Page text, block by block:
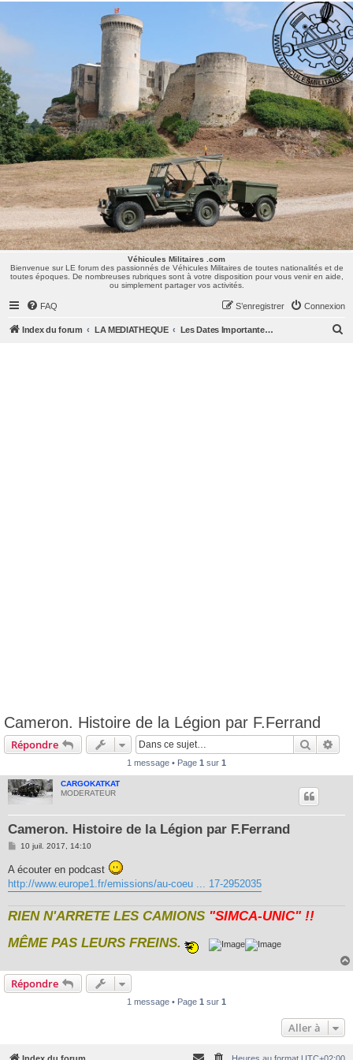
Véhicules Militaires .com
Bienvenue sur LE forum des passionnés de Véhicules Militaires de toutes nationalités et de
toutes époques. De nombreuses rubriques sont à votre disposition pour vous venir en aide,
ou simplement partager vos activités.
Véhicules Militaires .com
Bienvenue sur LE forum des passionnés de Véhicules Militaires de toutes nationalités et de
toutes époques. De nombreuses rubriques sont à votre disposition pour vous venir en aide,
ou simplement partager vos activités.
FAQ Connexion
S’enregistrer
Index du forum LA MEDIATHEQUE Les Dates Importantes de Notre Histoire
Cameron. Histoire de la Légion par F.Ferrand
Répondre
1 message • Page 1 sur 1
CARGOKATKAT
MODERATEUR
Cameron. Histoire de la Légion par F.Ferrand
M
s
s
a
g
10 juil. 2017, 14:10
A écouter en podcast
http://www.europe1.fr/emissions/au-coeu ... 17-2952035
RIEN N'ARRETE LES CAMIONS "SIMCA-UNIC" !!
MÊME PAS LEURS FREINS.
Répondre
1 message • Page 1 sur 1
Aller à
Index du forum Heures au format UTC+02:00